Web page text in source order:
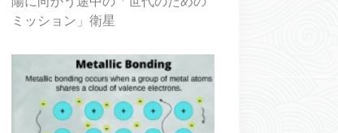
ミッション」衛星